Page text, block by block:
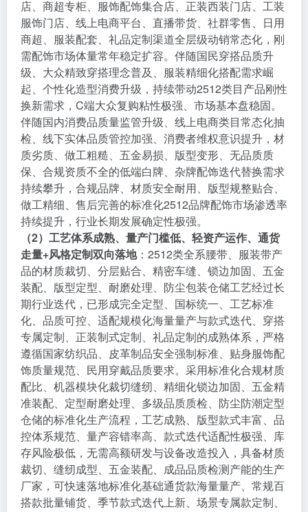
店、商超专柜、服饰配饰集合店、正装西装门店、工装
服饰门店、线上电商平台、直播带货、社群零售、日用
商超、服装配套、礼品定制渠道全层级动销常态化，刚
需配饰市场体量常年稳定扩容。伴随国民穿搭品质升
级、大众精致穿搭理念普及、服装精细化搭配需求崛
起、个性化造型消费升级，持续带动2512类目产品刚性
换新需求，C端大众复购粘性极强、市场基本盘稳固。
伴随国内消费品质量监管升级、线上电商类目常态化抽
检、线下实体品质管控加强、消费者维权意识提升，材
质劣质、做工粗糙、五金易损、版型变形、无品质质
保、合规资质不全的低端白牌、杂牌配饰迭代替换需求
持续攀升，合规品牌、材质安全耐用、版型规整贴合、
做工精细、售后完善的标准化2512品牌配饰市场渗透率
持续提升，行业长期发展确定性极强。
（2）工艺体系成熟、量产门槛低、轻资产运作、通货
走量+风格定制双向落地：2512类全系腰带、服装带产
品的材质裁切、分层贴合、精密车缝、锁边加固、五金
装配、版型定型、耐磨处理、防尘包装仓储工艺经过长
期行业迭代，已形成完全定型、国标统一、工艺标准
化、品质可控、适配规模化海量量产与款式迭代、穿搭
专属定制、正装制式定制、礼品定制的成熟体系，严格
遵循国家纺织品、皮革制品安全强制标准、贴身服饰配
饰质量规范、民用穿戴品质要求。采用标准化合规材质
配比、机器模块化裁切缝纫、精细化锁边加固、五金精
准装配、定型耐磨处理、多级品质质检、防尘防潮定型
仓储的标准化生产流程，工艺成熟、版型款式丰富、品
控体系规范、量产容错率高、款式迭代适配性极强、库
存风险极低，无需高额研发与设备改造投入，具备材质
裁切、缝纫成型、五金装配、成品品质检测产能的生产
厂家，可快速落地标准化基础通货款海量量产、常规百
搭款批量铺货、季节款式迭代上新、场景专属款定制、